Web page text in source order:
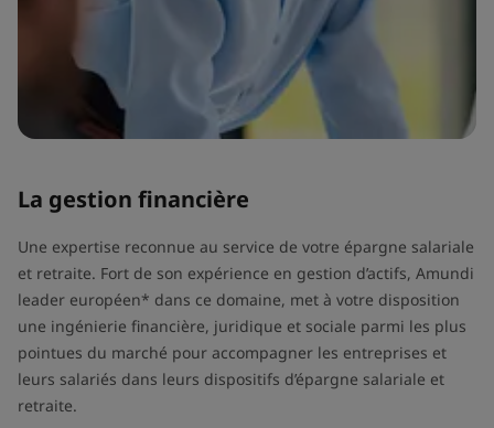
La gestion financière
Une expertise reconnue au service de votre épargne salariale
et retraite. Fort de son expérience en gestion d’actifs, Amundi
leader européen* dans ce domaine, met à votre disposition
une ingénierie financière, juridique et sociale parmi les plus
pointues du marché pour accompagner les entreprises et
leurs salariés dans leurs dispositifs d’épargne salariale et
retraite.